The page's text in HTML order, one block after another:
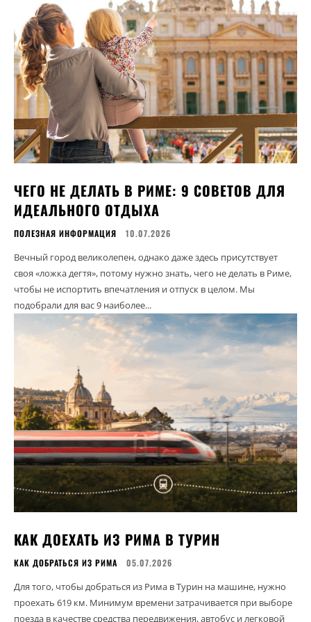
ЧЕГО НЕ ДЕЛАТЬ В РИМЕ: 9 СОВЕТОВ ДЛЯ
ИДЕАЛЬНОГО ОТДЫХА
ПОЛЕЗНАЯ ИНФОРМАЦИЯ 10.07.2026
Вечный город великолепен, однако даже здесь присутствует
своя «ложка дегтя», потому нужно знать, чего не делать в Риме,
чтобы не испортить впечатления и отпуск в целом. Мы
подобрали для вас 9 наиболее...
​КАК ДОЕХАТЬ ИЗ РИМА В ТУРИН
КАК ДОБРАТЬСЯ ИЗ РИМА 05.07.2026
Для того, чтобы добраться из Рима в Турин на машине, нужно
проехать 619 км. Минимум времени затрачивается при выборе
поезда в качестве средства передвижения, автобус и легковой